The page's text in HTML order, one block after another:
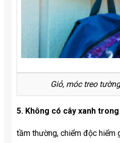
Giỏ, móc treo
5. Không có cây xanh
tầm thường, chiểm độc hiểm